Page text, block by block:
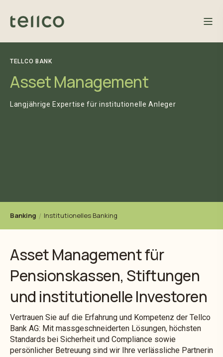
TELLCO BANK
Asset Management
Langjährige Expertise für institutionelle Anleger
Banking Institutionelles Banking
Asset Management für
Pensionskassen, Stiftungen
und institutionelle Investoren
Vertrauen Sie auf die Erfahrung und Kompetenz der Tellco
Bank AG: Mit massgeschneiderten Lösungen, höchsten
Standards bei Sicherheit und Compliance sowie
persönlicher Betreuung sind wir Ihre verlässliche Partnerin